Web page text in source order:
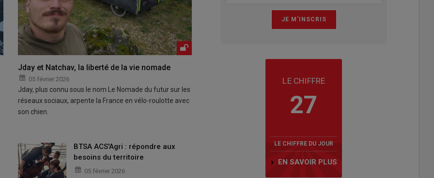
Jday et Natchav, la liberté de la vie nomade
05 février 2026
Jday, plus connu sous le nom Le Nomade du futur sur les
réseaux sociaux, arpente la France en vélo-roulotte avec
son chien.
BTSA ACS'Agri : répondre aux
besoins du territoire
05 février 2026
LE CHIFFRE
27
LE CHIFFRE DU JOUR
EN SAVOIR PLUS